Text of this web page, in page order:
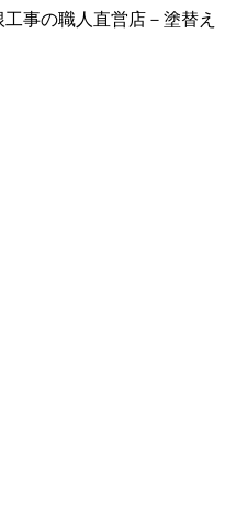
事の職人直営店－塗替え